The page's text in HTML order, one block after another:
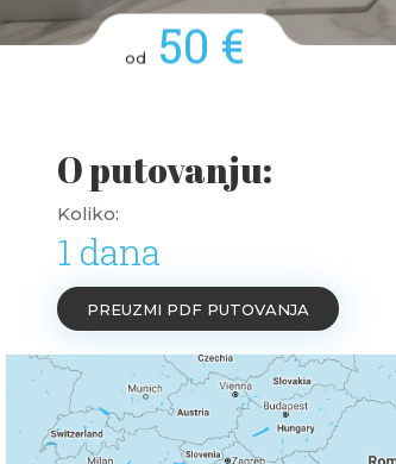
od 50 €
O putovanju:
Koliko:
1 dana
PREUZMI PDF PUTOVANJA